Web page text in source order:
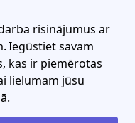
risinājumus ar
Iegūstiet savam
kas ir piemērotas
lielumam jūsu